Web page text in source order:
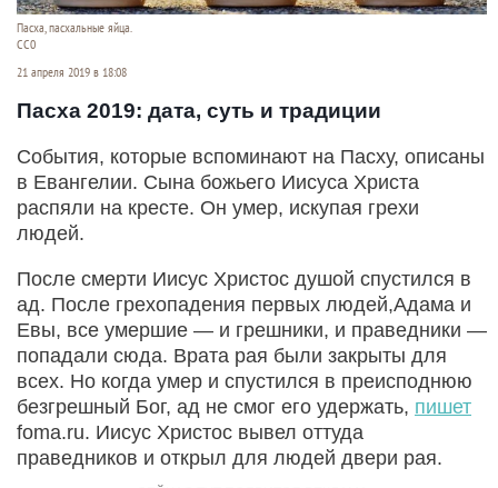
Пасха, пасхальные яйца.
СС0
21 апреля 2019 в 18:08
Пасха 2019: дата, суть и традиции
События, которые вспоминают на Пасху, описаны
в Евангелии. Сына божьего Иисуса Христа
распяли на кресте. Он умер, искупая грехи
людей.
После смерти Иисус Христос душой спустился в
ад. После грехопадения первых людей,Адама и
Евы, все умершие — и грешники, и праведники —
попадали сюда. Врата рая были закрыты для
всех. Но когда умер и спустился в преисподнюю
безгрешный Бог, ад не смог его удержать, пишет
foma.ru. Иисус Христос вывел оттуда
праведников и открыл для людей двери рая.